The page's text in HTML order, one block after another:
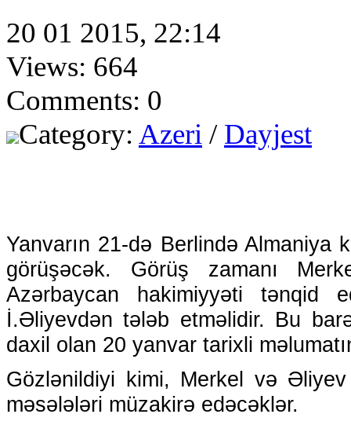
20 01 2015, 22:14
Views: 664
Comments: 0
Category: Azeri / Dayjest
Yanvarın 21-də Berlində
görüşəcək. Görüş zamanı
Azərbaycan hakimiyyəti tənqid
İ.Əliyevdən tələb etməlidir. Bu
daxil olan 20 yanvar tarixli
Gözlənildiyi kimi, Merkel və
məsələləri müzakirə edəcəklər.